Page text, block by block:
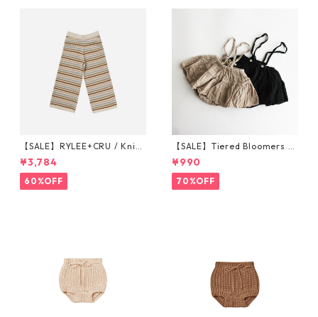
【SALE】RYLEE+CRU / Knit
Wide Leg Pant || Honeycom
b Strip 6-7/8-9/10-12y
¥3,784
60%OFF
【SALE】Tiered Bloomers 7
0-80cm (グレージュ／ブラッ
ク) ※1点までメール便可
¥990
70%OFF